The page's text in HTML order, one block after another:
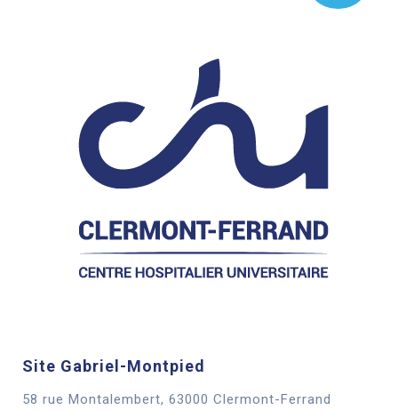
Site Gabriel-Montpied
58 rue Montalembert, 63000 Clermont-Ferrand